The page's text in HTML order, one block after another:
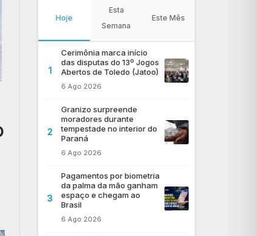
Hoje
Esta
Semana
Este Mês
1
Cerimônia marca início
das disputas do 13º Jogos
Abertos de Toledo (Jatoo)
6 Ago 2026
2
Granizo surpreende
moradores durante
tempestade no interior do
Paraná
6 Ago 2026
3
Pagamentos por biometria
da palma da mão ganham
espaço e chegam ao
Brasil
6 Ago 2026